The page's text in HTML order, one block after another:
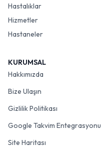
Hastalıklar
Hizmetler
Hastaneler
KURUMSAL
Hakkımızda
Bize Ulaşın
Gizlilik Politikası
Google Takvim Entegrasyonu
Site Haritası